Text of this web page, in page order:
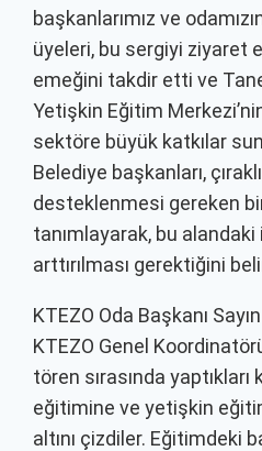
başkanlarımız ve
üyeleri, bu sergiyi ziyaret
emeğini takdir etti ve
Yetişkin Eğitim
sektöre büyük katkılar
Belediye başkanları,
desteklenmesi gereken
tanımlayarak, bu
arttırılması gerektiğini
KTEZO Oda Başkanı
KTEZO Genel
tören sırasında yaptıkları
eğitimine ve yetişkin
altını çizdiler. Eğitimdeki